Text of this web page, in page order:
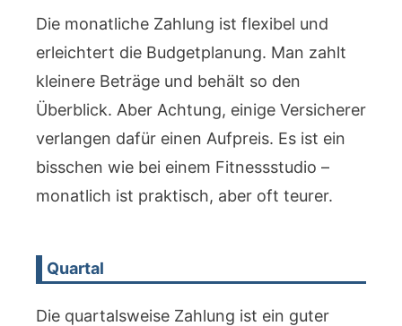
Die monatliche Zahlung ist flexibel und
erleichtert die Budgetplanung. Man zahlt
kleinere Beträge und behält so den
Überblick. Aber Achtung, einige Versicherer
verlangen dafür einen Aufpreis. Es ist ein
bisschen wie bei einem Fitnessstudio –
monatlich ist praktisch, aber oft teurer.
Quartal
Die quartalsweise Zahlung ist ein guter